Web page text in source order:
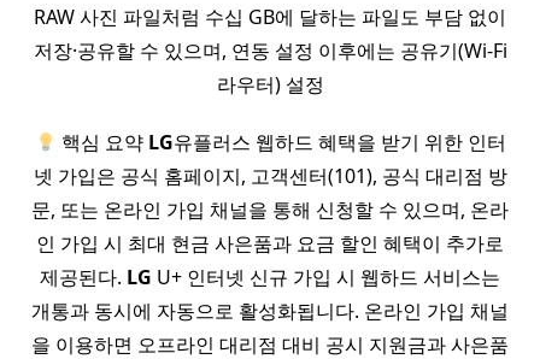
RAW 사진 파일처럼 수십 GB에 달하는 파일도 부담 없이
저장·공유할 수 있으며, 연동 설정 이후에는 공유기(Wi-Fi
라우터) 설정
핵심 요약 LG유플러스 웹하드 혜택을 받기 위한 인터
넷 가입은 공식 홈페이지, 고객센터(101), 공식 대리점 방
문, 또는 온라인 가입 채널을 통해 신청할 수 있으며, 온라
인 가입 시 최대 현금 사은품과 요금 할인 혜택이 추가로
제공된다. LG U+ 인터넷 신규 가입 시 웹하드 서비스는
개통과 동시에 자동으로 활성화됩니다. 온라인 가입 채널
을 이용하면 오프라인 대리점 대비 공시 지원금과 사은품